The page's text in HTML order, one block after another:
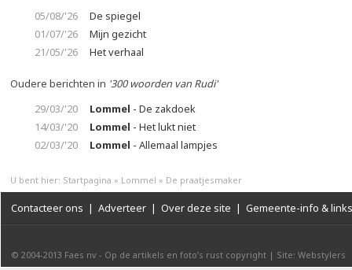
05/08/'26
De spiegel
01/07/'26
Mijn gezicht
21/05/'26
Het verhaal
Oudere berichten in '300 woorden van Rudi'
29/03/'20
Lommel - De zakdoek
14/03/'20
Lommel - Het lukt niet
02/03/'20
Lommel - Allemaal lampjes
U bent hier: Startpagina » Lommel » De praatjesmaker
Contacteer ons | Adverteer | Over deze site | Gemeente-info & links
© 2004-2013 Faes nv - Op de artikels en foto’s rust copyright | Site: Webstylers